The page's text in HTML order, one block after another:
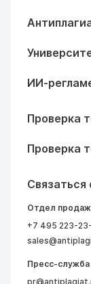
ИИ-
Проверка
Проверка
Связаться
Отдел
+7 495 223-
Пресс-служба